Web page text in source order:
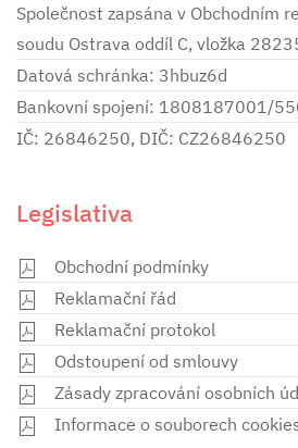
Společnost zapsána v Obchodním
soudu Ostrava oddíl C, vložka
Datová schránka: 3hbuz6d
Bankovní spojení: 1808187001/
IČ: 26846250, DIČ: CZ26846250
Legislativa
Obchodní podmínky
Reklamační řád
Reklamační protokol
Odstoupení od smlouvy
Zásady zpracování osobních
Informace o souborech